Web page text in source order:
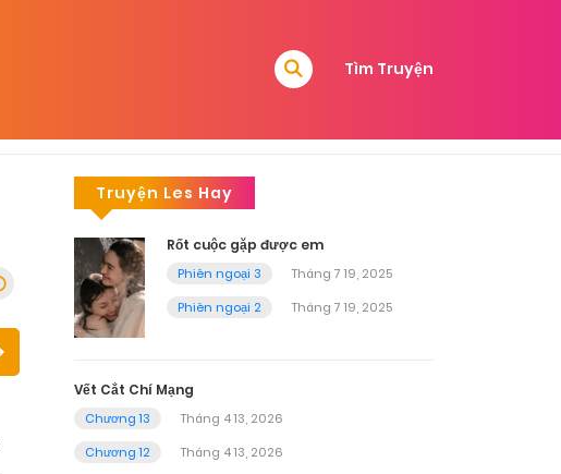
Tìm Truyện
Truyện Les Hay
Rốt cuộc gặp được em
Phiên ngoại 3
Tháng 7 19, 2025
Phiên ngoại 2
Tháng 7 19, 2025
Vết Cắt Chí Mạng
Chương 13
Tháng 4 13, 2026
Chương 12
Tháng 4 13, 2026